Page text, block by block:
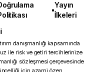
•
Yayın
İlkeleri
danışmanlığı kapsamında
ile risk ve getiri tercihlerinize
sözleşmesi çerçevesinde
için azami özen